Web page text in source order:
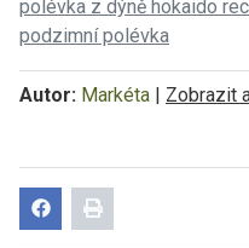
polévka z dýně hokaido
podzimní polévka
Autor: Markéta | Zobrazit